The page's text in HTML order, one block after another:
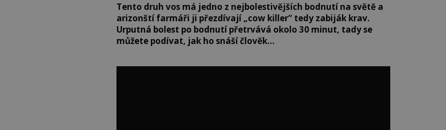
Tento druh vos má jedno z nejbolestivějších bodnutí na světě a
arizonští farmáři ji přezdívají „cow killer“ tedy zabiják krav.
Urputná bolest po bodnutí přetrvává okolo 30 minut, tady se
můžete podívat, jak ho snáší člověk…